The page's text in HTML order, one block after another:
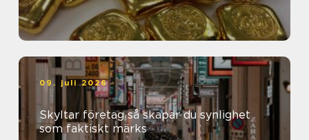
09. juli 2026
Skyltar företag så skapar du synlighet
som faktiskt märks